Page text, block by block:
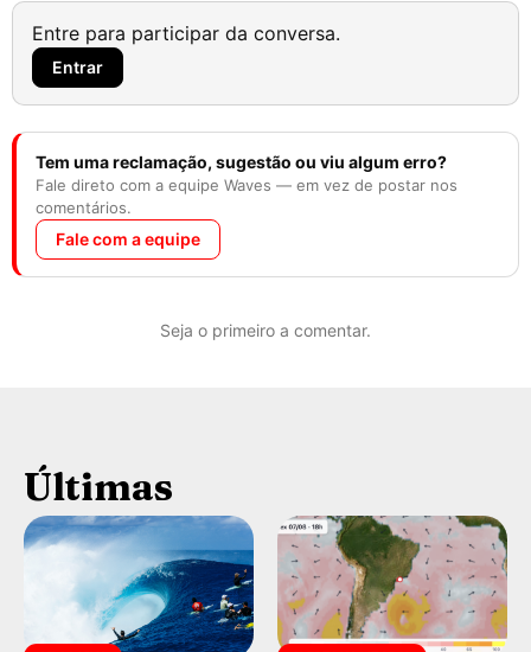
Entre para participar da conversa.
Entrar
Tem uma reclamação, sugestão ou viu algum erro?
Fale direto com a equipe Waves — em vez de postar nos
comentários.
Fale com a equipe
Seja o primeiro a comentar.
Últimas